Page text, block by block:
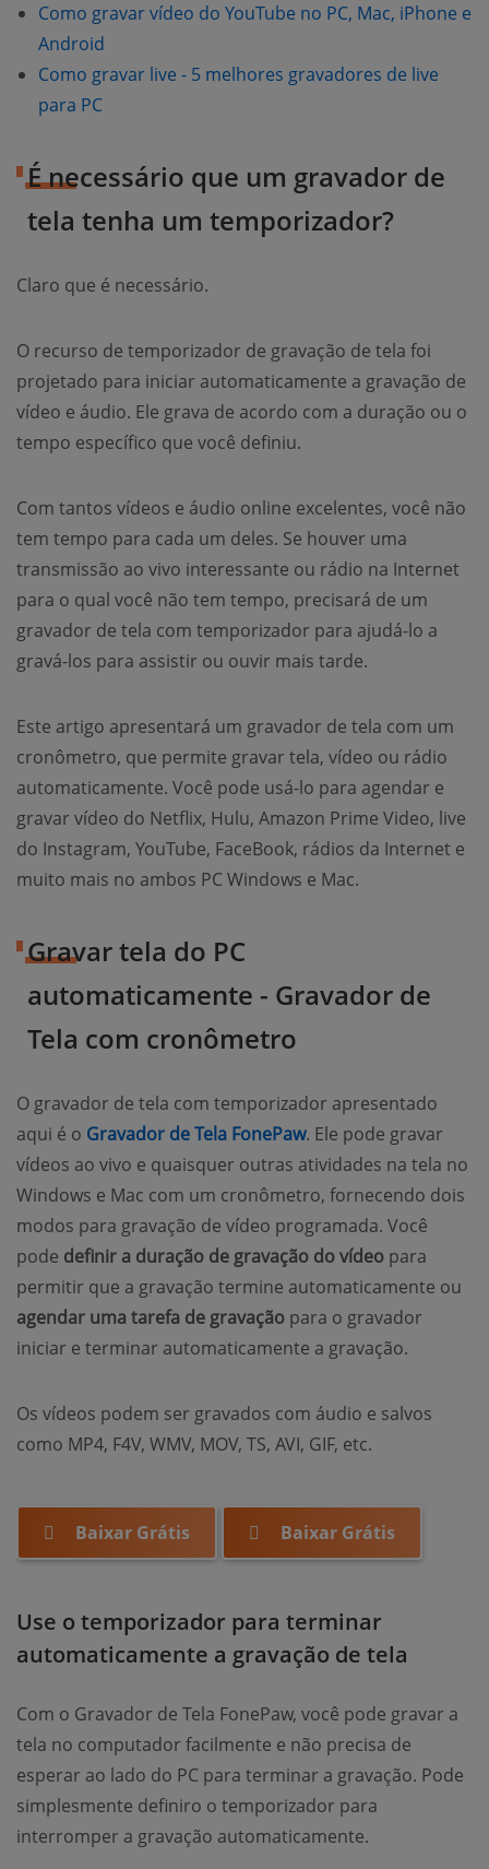
Como gravar vídeo do YouTube no PC, Mac, iPhone e
Android
Como gravar live - 5 melhores gravadores de live
para PC
É necessário que um gravador de
tela tenha um temporizador?
Claro que é necessário.
O recurso de temporizador de gravação de tela foi
projetado para iniciar automaticamente a gravação de
vídeo e áudio. Ele grava de acordo com a duração ou o
tempo específico que você definiu.
Com tantos vídeos e áudio online excelentes, você não
tem tempo para cada um deles. Se houver uma
transmissão ao vivo interessante ou rádio na Internet
para o qual você não tem tempo, precisará de um
gravador de tela com temporizador para ajudá-lo a
gravá-los para assistir ou ouvir mais tarde.
Este artigo apresentará um gravador de tela com um
cronômetro, que permite gravar tela, vídeo ou rádio
automaticamente. Você pode usá-lo para agendar e
gravar vídeo do Netflix, Hulu, Amazon Prime Video, live
do Instagram, YouTube, FaceBook, rádios da Internet e
muito mais no ambos PC Windows e Mac.
Gravar tela do PC
automaticamente - Gravador de
Tela com cronômetro
O gravador de tela com temporizador apresentado
aqui é o Gravador de Tela FonePaw. Ele pode gravar
vídeos ao vivo e quaisquer outras atividades na tela no
Windows e Mac com um cronômetro, fornecendo dois
modos para gravação de vídeo programada. Você
pode definir a duração de gravação do vídeo para
permitir que a gravação termine automaticamente ou
agendar uma tarefa de gravação para o gravador
iniciar e terminar automaticamente a gravação.
Os vídeos podem ser gravados com áudio e salvos
como MP4, F4V, WMV, MOV, TS, AVI, GIF, etc.
Baixar Grátis Baixar Grátis
Use o temporizador para terminar
automaticamente a gravação de tela
Com o Gravador de Tela FonePaw, você pode gravar a
tela no computador facilmente e não precisa de
esperar ao lado do PC para terminar a gravação. Pode
simplesmente definiro o temporizador para
interromper a gravação automaticamente.